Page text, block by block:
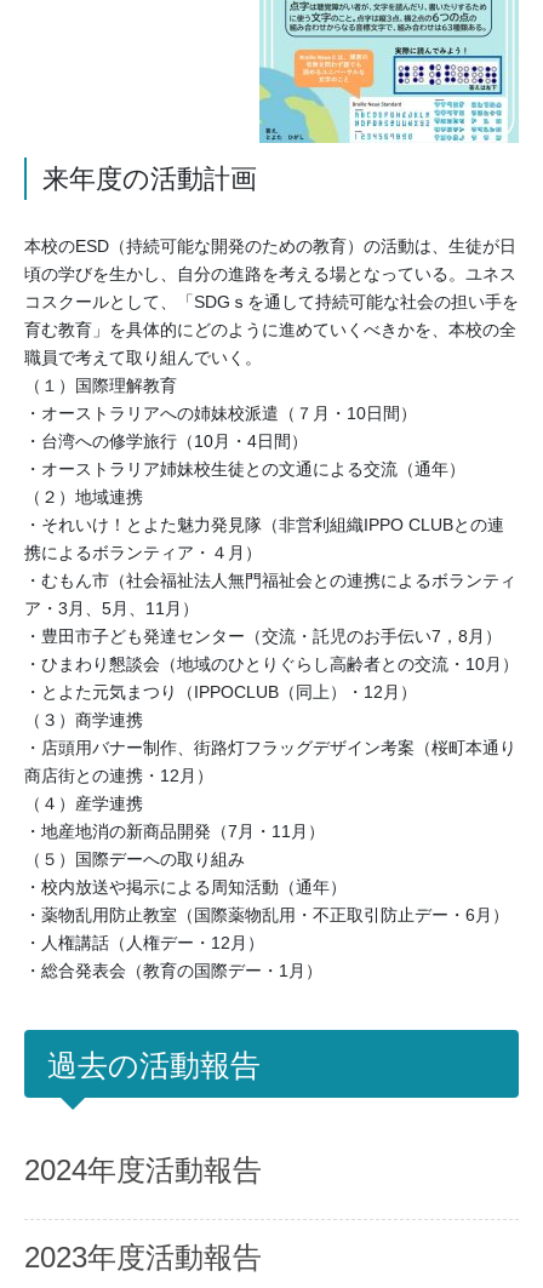
来年度の活動計画
本校のESD（持続可能な開発のための教育）の活動は、生徒が日
頃の学びを生かし、自分の進路を考える場となっている。ユネス
コスクールとして、「SDGｓを通して持続可能な社会の担い手を
育む教育」を具体的にどのように進めていくべきかを、本校の全
職員で考えて取り組んでいく。
（１）国際理解教育
・オーストラリアへの姉妹校派遣（７月・10日間）
・台湾への修学旅行（10月・4日間）
・オーストラリア姉妹校生徒との文通による交流（通年）
（２）地域連携
・それいけ！とよた魅力発見隊（非営利組織IPPO CLUBとの連
携によるボランティア・４月）
・むもん市（社会福祉法人無門福祉会との連携によるボランティ
ア・3月、5月、11月）
・豊田市子ども発達センター（交流・託児のお手伝い7，8月）
・ひまわり懇談会（地域のひとりぐらし高齢者との交流・10月）
・とよた元気まつり（IPPOCLUB（同上）・12月）
（３）商学連携
・店頭用バナー制作、街路灯フラッグデザイン考案（桜町本通り
商店街との連携・12月）
（４）産学連携
・地産地消の新商品開発（7月・11月）
（５）国際デーへの取り組み
・校内放送や掲示による周知活動（通年）
・薬物乱用防止教室（国際薬物乱用・不正取引防止デー・6月）
・人権講話（人権デー・12月）
・総合発表会（教育の国際デー・1月）
過去の活動報告
2024年度活動報告
2023年度活動報告